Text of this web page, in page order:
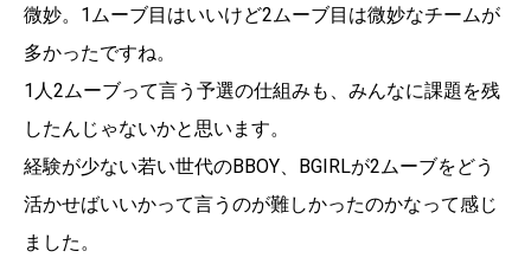
微妙。1ムーブ目はいいけど2ムーブ目は微妙なチームが
多かったですね。
1人2ムーブって言う予選の仕組みも、みんなに課題を残
したんじゃないかと思います。
経験が少ない若い世代のBBOY、BGIRLが2ムーブをどう
活かせばいいかって言うのが難しかったのかなって感じ
ました。